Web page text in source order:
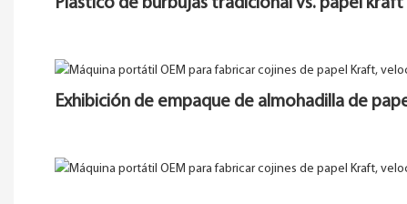
Exhibición de empaque de almohadilla de